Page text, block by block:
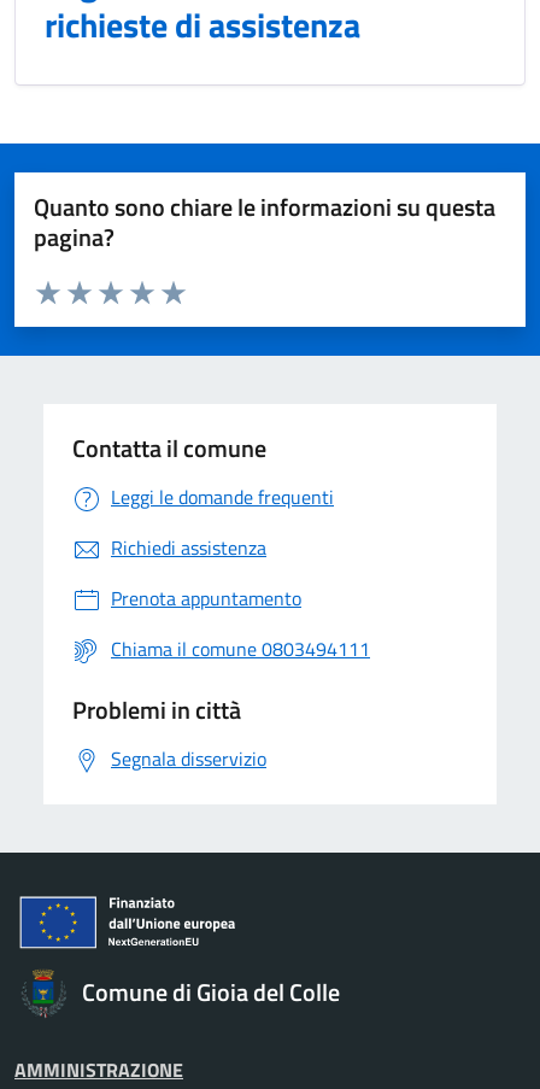
richieste di assistenza
Quanto sono chiare le informazioni su questa
pagina?
Valuta da 1 a 5 stelle la pagina
Valuta 5 stelle su 5
Valuta 4 stelle su 5
Valuta 3 stelle su 5
Valuta 2 stelle su 5
Valuta 1 stelle su 5
Contatta il comune
Leggi le domande frequenti
Richiedi assistenza
Prenota appuntamento
Chiama il comune 0803494111
Problemi in città
Segnala disservizio
Comune di Gioia del Colle
AMMINISTRAZIONE